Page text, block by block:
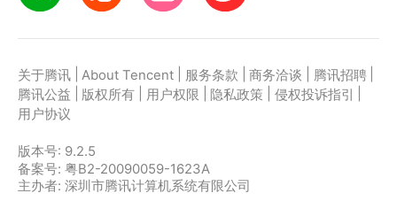
关于腾讯 About Tencent 服务条款 商务洽谈 腾讯招聘
腾讯公益
版权所有 用户权限 隐私政策 侵权投诉指引
用户协议
版本号: 9.2.5
备案号: 粤B2-20090059-1623A
主办者: 深圳市腾讯计算机系统有限公司